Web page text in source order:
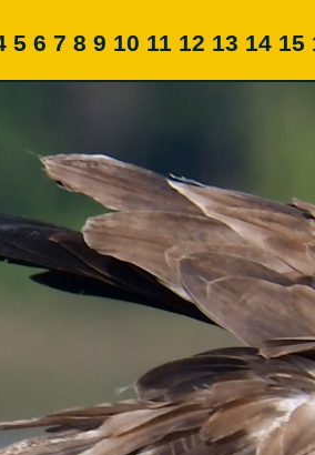
5 6 7 8 9 10 11 12 13 14 15